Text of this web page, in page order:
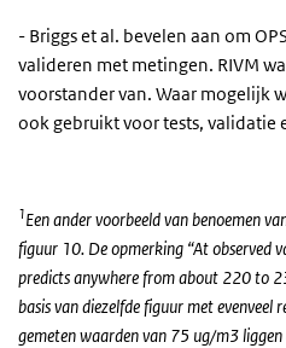
- Briggs et al. bevelen aan om
valideren met metingen. RIVM
voorstander van. Waar mogelijk
ook gebruikt voor tests, validatie
1Een ander voorbeeld van benoemen
figuur 10. De opmerking “At observed
predicts anywhere from about 220 to
basis van diezelfde figuur met evenveel
gemeten waarden van 75 ug/m3